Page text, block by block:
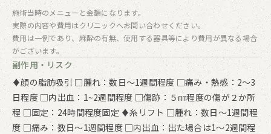
施術当時のメニューと金額になります。
実際の内容や費用はクリニックへお問い合わせください。
費用は一例であり、麻酔の有無、使用する器具等により費用が異なる場合
がございます。
副作用・リスク
♦顔の脂肪吸引 □腫れ：数日～1週間程度 □痛み・熱感：2～3
日程度 □内出血：1~2週間程度 □傷跡：５㎜程度の傷が２か所
程 □固定：24時間程度固定 ♦糸リフト □腫れ：数日～1週間程
度 □痛み：数日～1週間程度 □内出血：出た場合は1〜2週間程